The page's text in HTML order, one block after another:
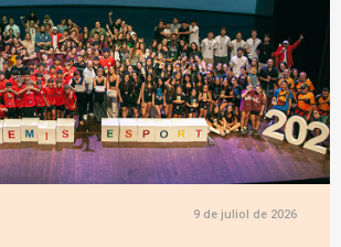
9 de juliol de 2026